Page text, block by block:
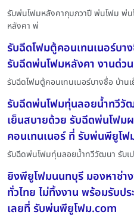
รับพ่นโฟมหลังคากุมภวาปี พ่นโฟม พ่
หลังคา พ่
รับฉีดโฟมตู้คอนเทนเนอร์บา
รับฉีดพ่นโฟมหลังคา งานด่ว
รับฉีดโฟมตู้คอนเทนเนอร์บางซื่อ บ้า
รับฉีดพ่นโฟมทุ่นลอยน้ำทวีวั
เย็นสบายด้วย รับฉีดพ่นโฟม
คอนเทนเนอร์ ที่ รับพ่นพียูโ
รับฉีดพ่นโฟมทุ่นลอยน้ำทวีวัฒนา รับเ
ยิงพียูโฟมนนทบุรี มองหาช่า
ทั่วไทย ไม่ทิ้งงาน พร้อมรับป
เลยที่ รับพ่นพียูโฟม.com